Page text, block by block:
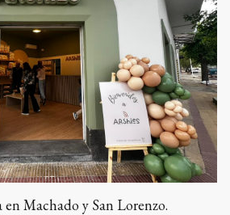
Machado y San Lorenzo.